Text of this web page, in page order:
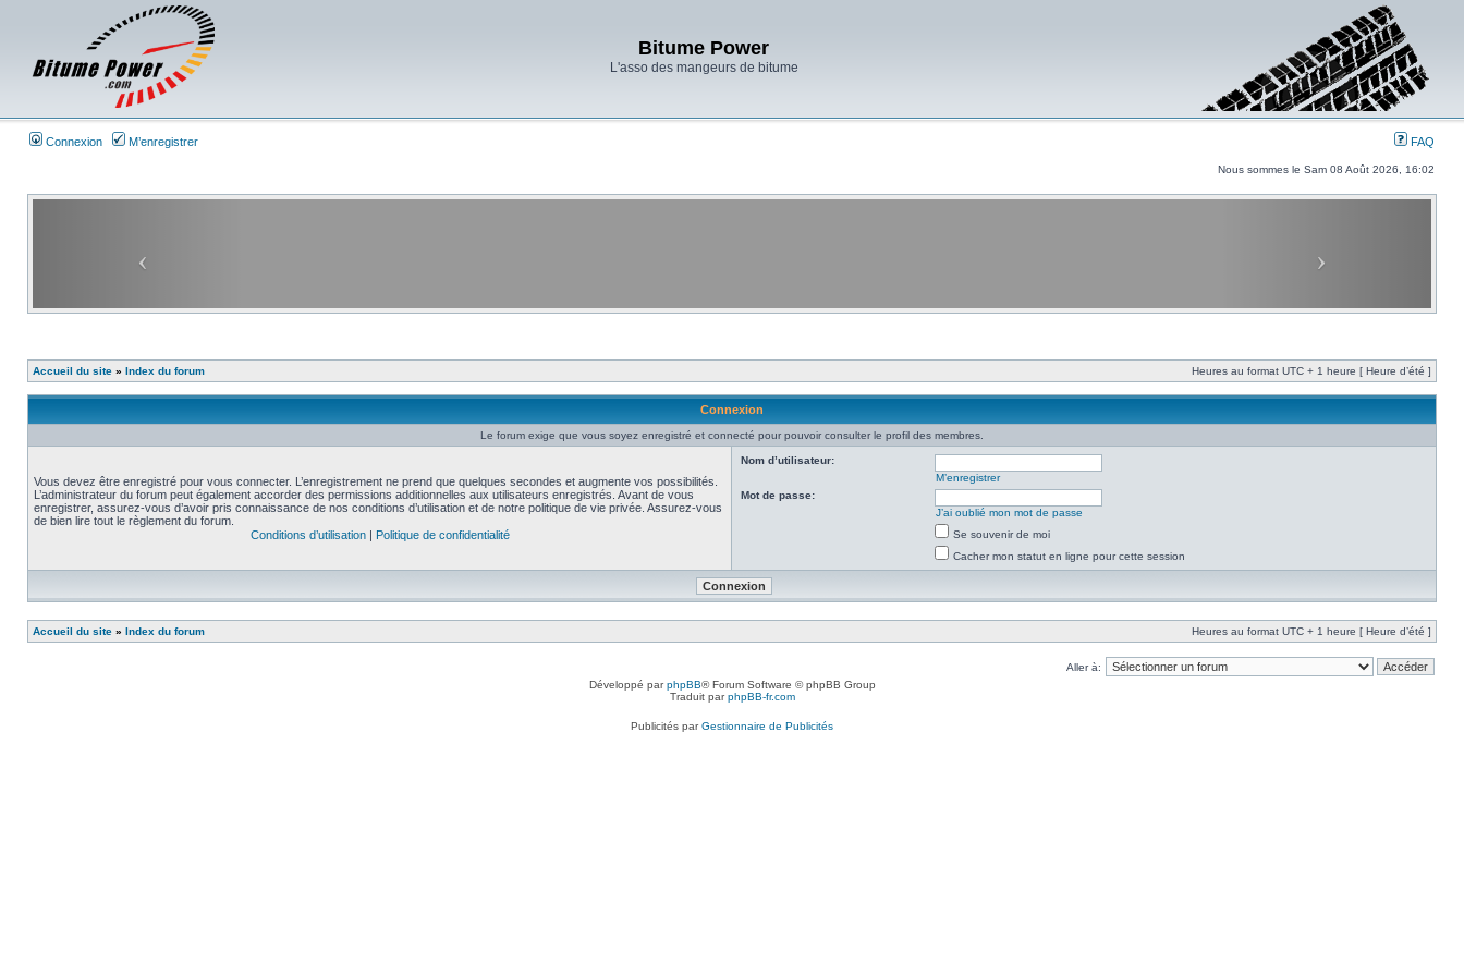
Bitume Power
L'asso des mangeurs de bitume
Connexion M’enregistrer FAQ
Nous sommes le Sam 08 Août 2026, 16:02
Accueil du site » Index du forum Heures au format UTC + 1 heure [ Heure d’été ]
Connexion
Le forum exige que vous soyez enregistré et connecté pour pouvoir consulter le profil des membres.
Vous devez être enregistré pour vous connecter. L’enregistrement ne prend que quelques secondes et augmente vos possibilités.
L’administrateur du forum peut également accorder des permissions additionnelles aux utilisateurs enregistrés. Avant de vous
enregistrer, assurez-vous d’avoir pris connaissance de nos conditions d’utilisation et de notre politique de vie privée. Assurez-vous
de bien lire tout le règlement du forum.
Conditions d’utilisation| Politique de confidentialité
Nom d’utilisateur:
M’enregistrer
Mot de passe:
J’ai oublié mon mot de passe
Se souvenir de moi
Cacher mon statut en ligne pour cette session
Accueil du site » Index du forum Heures au format UTC + 1 heure [ Heure d’été ]
Aller à:
Développé parphpBB® Forum Software © phpBB Group
Traduit parphpBB-fr.com
Publicités parGestionnaire de Publicités